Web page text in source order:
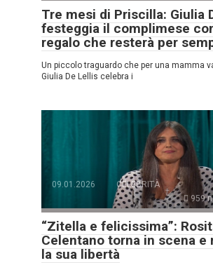
Tre mesi di Priscilla: Giulia
festeggia il complimese
regalo che resterà per
Un piccolo traguardo che per una mamma
Giulia De Lellis celebra i
09.01.2026
CELEBRITÀ
959
“Zitella e felicissima”:
Celentano torna in scena e
la sua libertà